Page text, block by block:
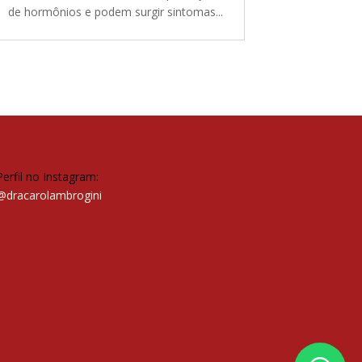
de hormônios e podem surgir sintomas...
no Instagram: